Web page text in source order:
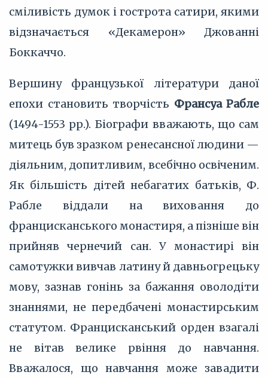
сміливість думок і гострота сатири, якими
відзначається «Декамерон» Джованні
Боккаччо.
Вершину французької літератури даної
епохи становить творчість Франсуа Рабле
(1494-1553 рр.). Біографи вважають, що сам
митець був зразком ренесансної людини —
діяльним, допитливим, всебічно освіченим.
Як більшість дітей небагатих батьків, Ф.
Рабле віддали на виховання до
францисканського монастиря, а пізніше він
прийняв чернечий сан. У монастирі він
самотужки вивчав латину й давньогрецьку
мову, зазнав гонінь за бажання оволодіти
знаннями, не передбачені монастирським
статутом. Францисканський орден взагалі
не вітав велике рвіння до навчання.
Вважалося, що навчання може завадити